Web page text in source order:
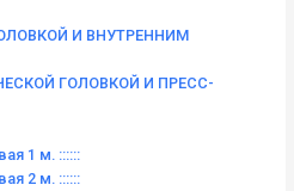
И ВНУТРЕННИМ
ГОЛОВКОЙ И ПРЕСС-
1 м. ::::::
2 м. ::::::